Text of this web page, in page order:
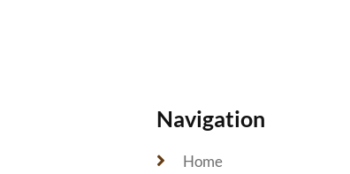
Navigation
Home